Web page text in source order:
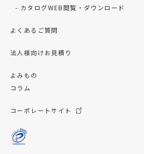
カタログWEB閲覧・ダウンロード
よくあるご質問
法人様向けお見積り
よみもの
コラム
コーポレートサイト